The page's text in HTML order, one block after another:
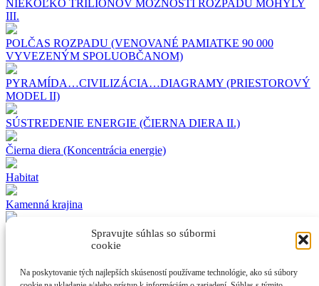
Spravujte súhlas so súbormi
cookie
Na poskytovanie tých najlepších skúseností používame technológie, ako sú súbory
NIEKOĽKO TRILIÓNOV MOŽNOSTÍ ROZPADU MOHYLY
III.
POLČAS ROZPADU (VENOVANÉ PAMIATKE 90 000
VYVEZENÝM SPOLUOBČANOM)
PYRAMÍDA…CIVILIZÁCIA…DIAGRAMY (PRIESTOROVÝ
MODEL II)
SÚSTREDENIE ENERGIE (ČIERNA DIERA II.)
Čierna diera (Koncentrácia energie)
Habitat
Kamenná krajina
rezy civilizáciou (praeterita)